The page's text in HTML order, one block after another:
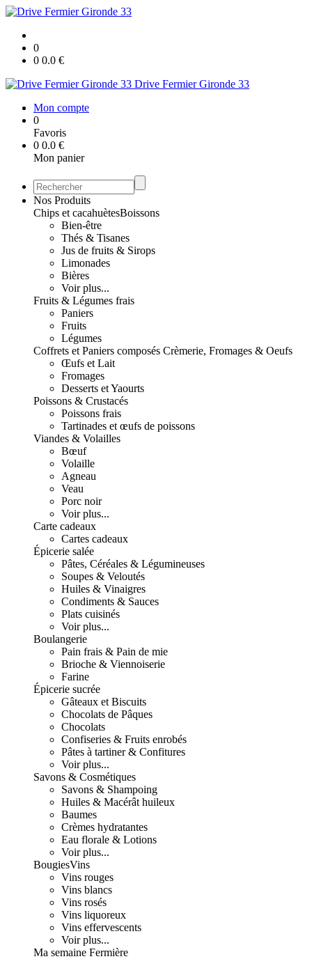
0
0 0.0 €
Drive Fermier Gironde 33
Mon compte
0
Favoris
0 0.0 €
Mon panier
Nos Produits
Chips et cacahuètesBoissons
Bien-être
Thés & Tisanes
Jus de fruits & Sirops
Limonades
Bières
Voir plus...
Fruits & Légumes frais
Paniers
Fruits
Légumes
Coffrets et Paniers composés Crèmerie, Fromages & Oeufs
Œufs et Lait
Fromages
Desserts et Yaourts
Poissons & Crustacés
Poissons frais
Tartinades et œufs de poissons
Viandes & Volailles
Bœuf
Volaille
Agneau
Veau
Porc noir
Voir plus...
Carte cadeaux
Cartes cadeaux
Épicerie salée
Pâtes, Céréales & Légumineuses
Soupes & Veloutés
Huiles & Vinaigres
Condiments & Sauces
Plats cuisinés
Voir plus...
Boulangerie
Pain frais & Pain de mie
Brioche & Viennoiserie
Farine
Épicerie sucrée
Gâteaux et Biscuits
Chocolats de Pâques
Chocolats
Confiseries & Fruits enrobés
Pâtes à tartiner & Confitures
Voir plus...
Savons & Cosmétiques
Savons & Shampoing
Huiles & Macérât huileux
Baumes
Crèmes hydratantes
Eau florale & Lotions
Voir plus...
BougiesVins
Vins rouges
Vins blancs
Vins rosés
Vins liquoreux
Vins effervescents
Voir plus...
Ma semaine Fermière